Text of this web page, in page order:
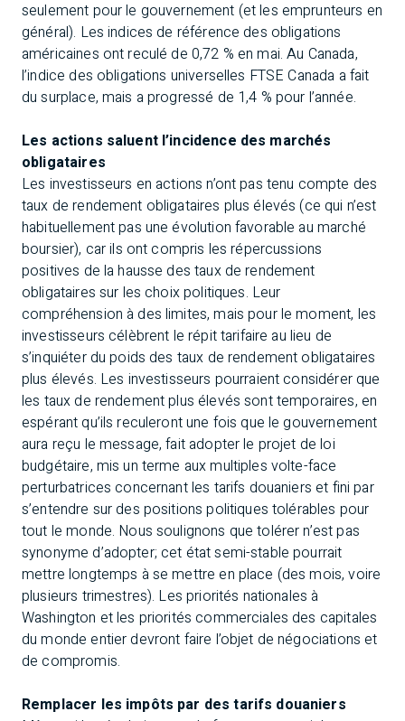
seulement pour le gouvernement (et les emprunteurs en
général). Les indices de référence des obligations
américaines ont reculé de 0,72 % en mai. Au Canada,
l’indice des obligations universelles FTSE Canada a fait
du surplace, mais a progressé de 1,4 % pour l’année.
Les actions saluent l’incidence des marchés
obligataires
Les investisseurs en actions n’ont pas tenu compte des
taux de rendement obligataires plus élevés (ce qui n’est
habituellement pas une évolution favorable au marché
boursier), car ils ont compris les répercussions
positives de la hausse des taux de rendement
obligataires sur les choix politiques. Leur
compréhension à des limites, mais pour le moment, les
investisseurs célèbrent le répit tarifaire au lieu de
s’inquiéter du poids des taux de rendement obligataires
plus élevés. Les investisseurs pourraient considérer que
les taux de rendement plus élevés sont temporaires, en
espérant qu’ils reculeront une fois que le gouvernement
aura reçu le message, fait adopter le projet de loi
budgétaire, mis un terme aux multiples volte-face
perturbatrices concernant les tarifs douaniers et fini par
s’entendre sur des positions politiques tolérables pour
tout le monde. Nous soulignons que tolérer n’est pas
synonyme d’adopter; cet état semi-stable pourrait
mettre longtemps à se mettre en place (des mois, voire
plusieurs trimestres). Les priorités nationales à
Washington et les priorités commerciales des capitales
du monde entier devront faire l’objet de négociations et
de compromis.
Remplacer les impôts par des tarifs douaniers